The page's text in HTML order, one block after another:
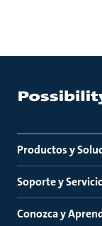
Productos y
Soporte y
Conozca y